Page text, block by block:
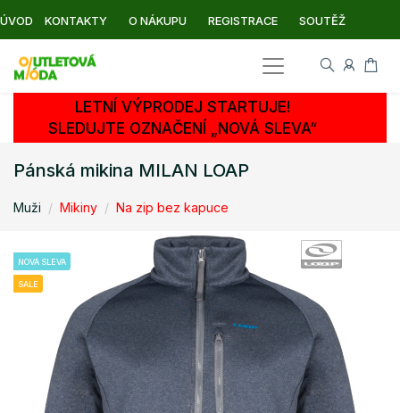
ÚVOD KONTAKTY O NÁKUPU REGISTRACE SOUTĚŽ
LETNÍ VÝPRODEJ STARTUJE!
SLEDUJTE OZNAČENÍ „NOVÁ SLEVA“
Pánská mikina MILAN LOAP
Muži Mikiny Na zip bez kapuce
NOVÁ SLEVA
SALE